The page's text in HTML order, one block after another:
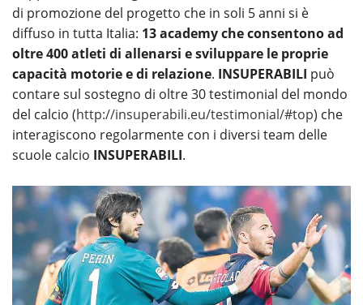
di promozione del progetto che in soli 5 anni si è
diffuso in tutta Italia: 13 academy che consentono ad
oltre 400 atleti di allenarsi e sviluppare le proprie
capacità motorie e di relazione. INSUPERABILI può
contare sul sostegno di oltre 30 testimonial del mondo
del calcio (http://insuperabili.eu/testimonial/#top) che
interagiscono regolarmente con i diversi team delle
scuole calcio INSUPERABILI.